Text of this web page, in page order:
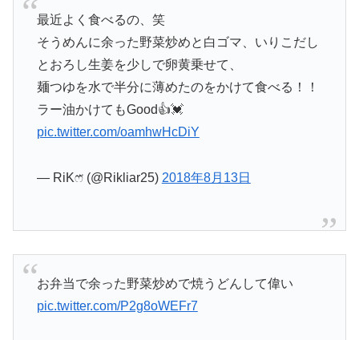
最近よく食べるの、笑
そうめんに余った野菜炒めと白ゴマ、いりこだし
とおろし生姜を少しで卵黄乗せて、
麺つゆを水で半分に薄めたのをかけて食べる！！
ラー油かけてもGood👍💓
pic.twitter.com/oamhwHcDiY
— RiKෆ̈ (@Rikliar25) 2018年8月13日
お弁当で余った野菜炒めで焼うどんして偉い
pic.twitter.com/P2g8oWEFr7